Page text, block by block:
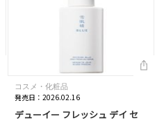
コスメ・化粧品
発売日：2026.02.16
デューイー フレッシュ デイ セ